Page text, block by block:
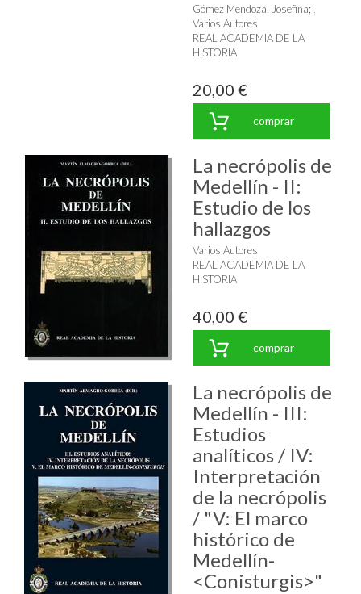
Gómez Mendoza, Josefina;
Varios Autores
REAL ACADEMIA DE LA
HISTORIA
20,00 €
comprar
La necrópolis de
Medellín - II:
Estudio de los
hallazgos
Varios Autores
REAL ACADEMIA DE LA
HISTORIA
40,00 €
comprar
La necrópolis de
Medellín - III:
Estudios
analíticos / IV:
Interpretación
de la necrópolis
/ "V: El marco
histórico de
Medellín-
<Conisturgis>"